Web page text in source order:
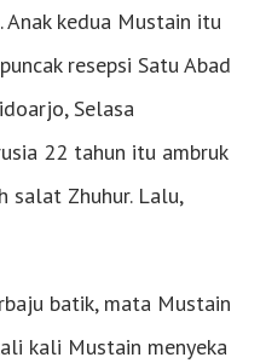
kedua Mustain itu
resepsi Satu Abad
Selasa
22 tahun itu ambruk
salat Zhuhur. Lalu,
batik, mata Mustain
kali Mustain menyeka